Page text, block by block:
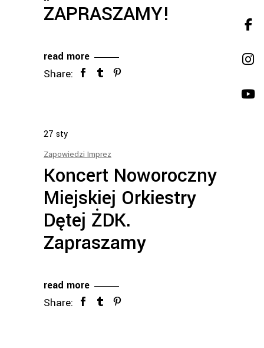
ZAPRASZAMY!
read more
Share:
27 sty
Zapowiedzi Imprez
Koncert Noworoczny
Miejskiej Orkiestry
Dętej ŻDK.
Zapraszamy
read more
Share: